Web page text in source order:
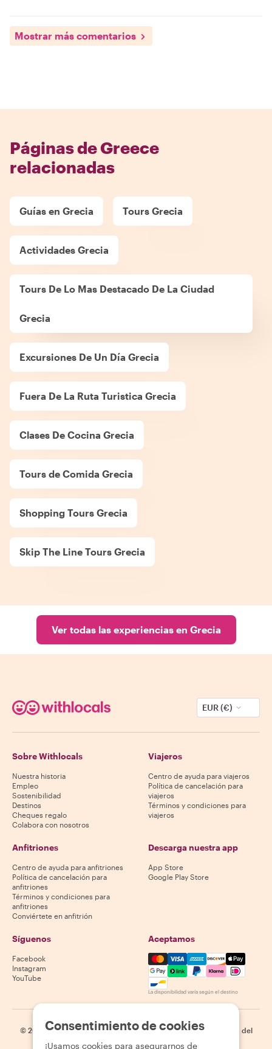
Mostrar más comentarios
Páginas de Greece
relacionadas
Guías en Grecia Tours Grecia
Actividades Grecia
Tours De Lo Mas Destacado De La Ciudad
Grecia
Excursiones De Un Día Grecia
Fuera De La Ruta Turistica Grecia
Clases De Cocina Grecia
Tours de Comida Grecia
Shopping Tours Grecia
Skip The Line Tours Grecia
Ver todas las experiencias en Grecia
EUR (€)
Sobre Withlocals
Nuestra historia
Empleo
Sostenibilidad
Destinos
Cheques regalo
Colabora con nosotros
Viajeros
Centro de ayuda para viajeros
Política de cancelación para
viajeros
Términos y condiciones para
viajeros
Anfitriones
Centro de ayuda para anfitriones
Política de cancelación para
anfitriones
Términos y condiciones para
anfitriones
Conviértete en anfitrión
Descarga nuestra app
App Store
Google Play Store
Síguenos
Facebook
Instagram
YouTube
Aceptamos
Mastercard, Visa, Amex,
La disponibilidad varía según el destino
© 2026 Withlocals.com | Política de privacidad | Cookies
Mapa del
Consentimiento de cookies
¡Usamos cookies para asegurarnos de